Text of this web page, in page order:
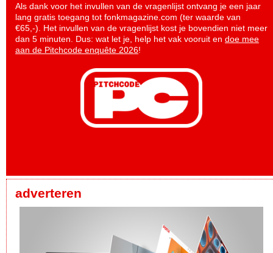
Als dank voor het invullen van de vragenlijst ontvang je een jaar
lang gratis toegang tot fonkmagazine.com (ter waarde van
€65,-). Het invullen van de vragenlijst kost je bovendien niet meer
dan 5 minuten. Dus: wat let je, help het vak vooruit en doe mee
aan de Pitchcode enquête 2026!
adverteren